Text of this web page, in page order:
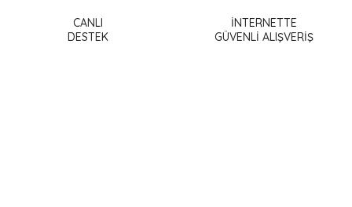
Ürün açıklamasında eksik bilgiler bulunuyor.
Ürün bilgilerinde hatalar bulunuyor.
CANLI
DESTEK
İNTERNETTE
GÜVENLİ ALIŞVERİŞ